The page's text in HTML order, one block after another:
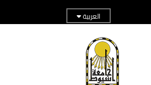
العربية